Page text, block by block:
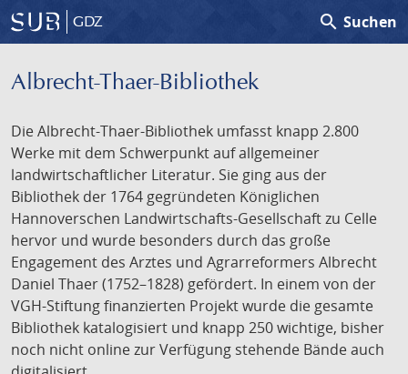
GDZ search Suchen
Albrecht-Thaer-Bibliothek
Die Albrecht-Thaer-Bibliothek umfasst knapp 2.800
Werke mit dem Schwerpunkt auf allgemeiner
landwirtschaftlicher Literatur. Sie ging aus der
Bibliothek der 1764 gegründeten Königlichen
Hannoverschen Landwirtschafts-Gesellschaft zu Celle
hervor und wurde besonders durch das große
Engagement des Arztes und Agrarreformers Albrecht
Daniel Thaer (1752–1828) gefördert. In einem von der
VGH-Stiftung finanzierten Projekt wurde die gesamte
Bibliothek katalogisiert und knapp 250 wichtige, bisher
noch nicht online zur Verfügung stehende Bände auch